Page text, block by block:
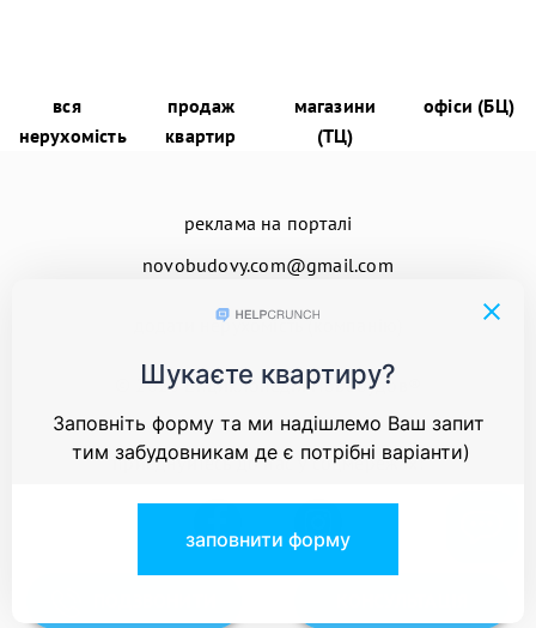
вся
нерухомість
продаж
квартир
магазини
(ТЦ)
офіси (БЦ)
реклама на порталі
novobudovy.com@gmail.com
додати нерухомість (компанію)
© 2026Енциклопедія Новобудов®
приєднуйтесь до нас у соцмережах: